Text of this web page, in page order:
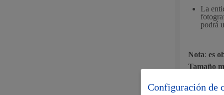
La
podrá
Nota:es
Tamaño
Configuración de